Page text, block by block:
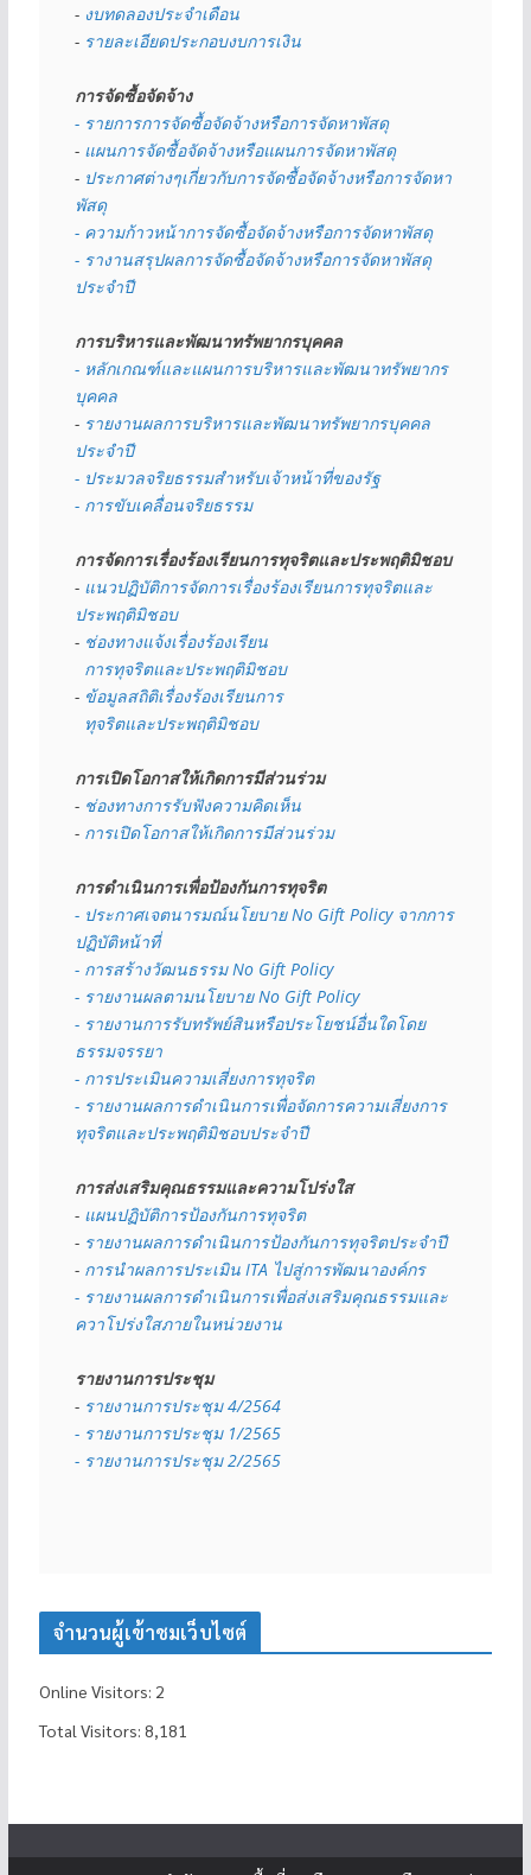
- งบทดลองประจำเดือน
- รายละเอียดประกอบงบการเงิน
การจัดซื้อจัดจ้าง
- รายการการจัดซื้อจัดจ้างหรือการจัดหาพัสดุ
- แผนการจัดซื้อจัดจ้างหรือแผนการจัดหาพัสดุ
- ประกาศต่างๆเกี่ยวกับการจัดซื้อจัดจ้างหรือการจัดหา
พัสดุ
- ความก้าวหน้าการจัดซื้อจัดจ้างหรือการจัดหาพัสดุ
- รางานสรุปผลการจัดซื้อจัดจ้างหรือการจัดหาพัสดุ
ประจำปี
การบริหารและพัฒนาทรัพยากรบุคคล
- หลักเกณฑ์และแผนการบริหารและพัฒนาทรัพยากร
บุคคล
- รายงานผลการบริหารและพัฒนาทรัพยากรบุคคล
ประจำปี
- ประมวลจริยธรรมสำหรับเจ้าหน้าที่ของรัฐ
- การขับเคลื่อนจริยธรรม
การจัดการเรื่องร้องเรียนการทุจริตและประพฤติมิชอบ
- แนวปฏิบัติการจัดการเรื่องร้องเรียนการทุจริตและ
ประพฤติมิชอบ
- ช่องทางแจ้งเรื่องร้องเรียน
  การทุจริตและประพฤติมิชอบ
- ข้อมูลสถิติเรื่องร้องเรียนการ
  ทุจริตและประพฤติมิชอบ
การเปิดโอกาสให้เกิดการมีส่วนร่วม
- ช่องทางการรับฟังความคิดเห็น
- การเปิดโอกาสให้เกิดการมีส่วนร่วม
การดำเนินการเพื่อป้องกันการทุจริต
- ประกาศเจตนารมณ์นโยบาย No Gift Policy จากการ
ปฏิบัติหน้าที่
- การสร้างวัฒนธรรม No Gift Policy
- รายงานผลตามนโยบาย No Gift Policy
- รายงานการรับทรัพย์สินหรือประโยชน์อื่นใดโดย
ธรรมจรรยา
- การประเมินความเสี่ยงการทุจริต
- รายงานผลการดำเนินการเพื่อจัดการความเสี่ยงการ
ทุจริตและประพฤติมิชอบประจำปี
การส่งเสริมคุณธรรมและความโปร่งใส
- แผนปฏิบัติการป้องกันการทุจริต
- รายงานผลการดำเนินการป้องกันการทุจริตประจำปี
- การนำผลการประเมิน ITA ไปสู่การพัฒนาองค์กร
- รายงานผลการดำเนินการเพื่อส่งเสริมคุณธรรมและ
ควาโปร่งใสภายในหน่วยงาน
รายงานการประชุม
- รายงานการประชุม 4/2564
- รายงานการประชุม 1/2565
- รายงานการประชุม 2/2565
จำนวนผู้เข้าชมเว็บไซต์
Online Visitors: 2
Total Visitors: 8,181